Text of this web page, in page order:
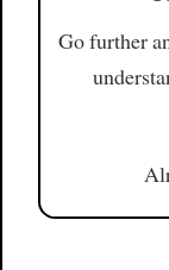
Go further